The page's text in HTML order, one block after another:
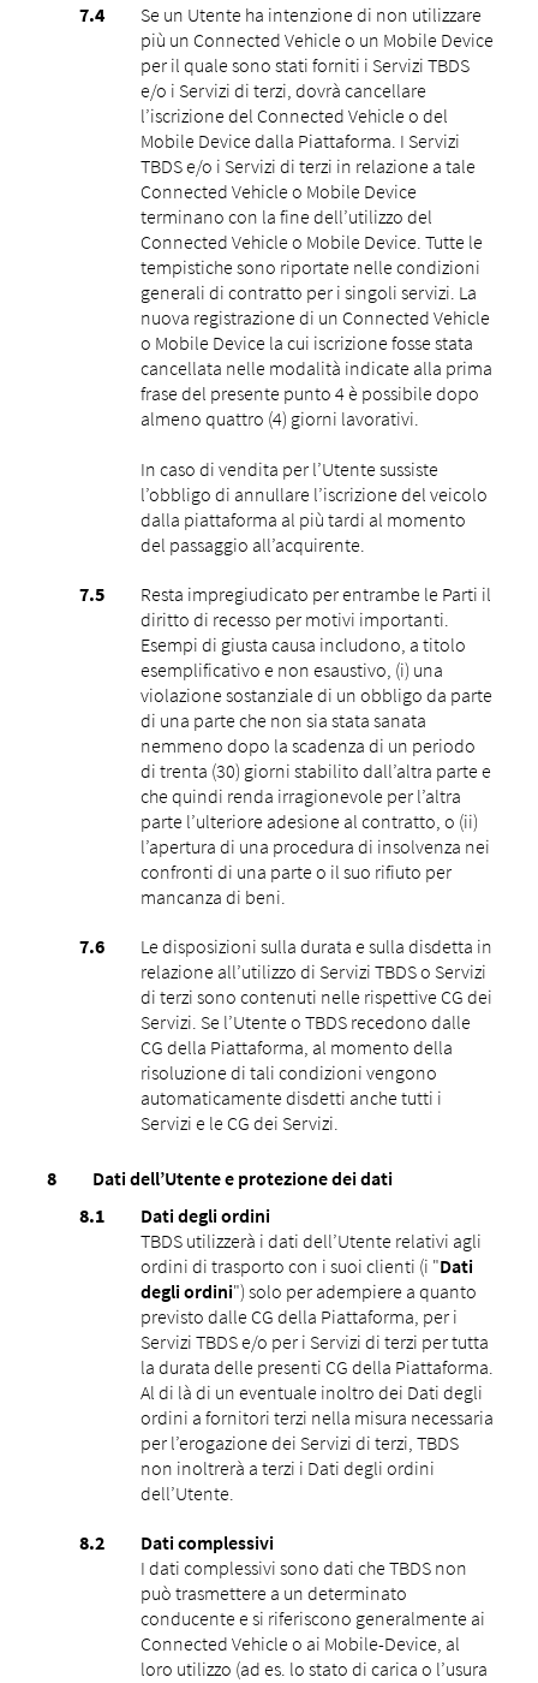
Se un Utente ha intenzione di non utilizzare
più un Connected Vehicle o un Mobile Device
per il quale sono stati forniti i Servizi TBDS
e/o i Servizi di terzi, dovrà cancellare
l’iscrizione del Connected Vehicle o del
Mobile Device dalla Piattaforma. I Servizi
TBDS e/o i Servizi di terzi in relazione a tale
Connected Vehicle o Mobile Device
terminano con la fine dell’utilizzo del
Connected Vehicle o Mobile Device. Tutte le
tempistiche sono riportate nelle condizioni
generali di contratto per i singoli servizi. La
nuova registrazione di un Connected Vehicle
o Mobile Device la cui iscrizione fosse stata
cancellata nelle modalità indicate alla prima
frase del presente punto ‎4 è possibile dopo
almeno quattro (4) giorni lavorativi.
In caso di vendita per l’Utente sussiste
l’obbligo di annullare l’iscrizione del veicolo
dalla piattaforma al più tardi al momento
del passaggio all’acquirente.
Resta impregiudicato per entrambe le Parti il
diritto di recesso per motivi importanti.
Esempi di giusta causa includono, a titolo
esemplificativo e non esaustivo, (i) una
violazione sostanziale di un obbligo da parte
di una parte che non sia stata sanata
nemmeno dopo la scadenza di un periodo
di trenta (30) giorni stabilito dall’altra parte e
che quindi renda irragionevole per l’altra
parte l’ulteriore adesione al contratto, o (ii)
l’apertura di una procedura di insolvenza nei
confronti di una parte o il suo rifiuto per
mancanza di beni.
Le disposizioni sulla durata e sulla disdetta in
relazione all’utilizzo di Servizi TBDS o Servizi
di terzi sono contenuti nelle rispettive CG dei
Servizi. Se l’Utente o TBDS recedono dalle
CG della Piattaforma, al momento della
risoluzione di tali condizioni vengono
automaticamente disdetti anche tutti i
Servizi e le CG dei Servizi.
Dati dell’Utente e protezione dei dati
Dati degli ordini
TBDS utilizzerà i dati dell’Utente relativi agli
ordini di trasporto con i suoi clienti (i "Dati
degli ordini") solo per adempiere a quanto
previsto dalle CG della Piattaforma, per i
Servizi TBDS e/o per i Servizi di terzi per tutta
la durata delle presenti CG della Piattaforma.
Al di là di un eventuale inoltro dei Dati degli
ordini a fornitori terzi nella misura necessaria
per l’erogazione dei Servizi di terzi, TBDS
non inoltrerà a terzi i Dati degli ordini
dell’Utente.
Dati complessivi
I dati complessivi sono dati che TBDS non
può trasmettere a un determinato
conducente e si riferiscono generalmente ai
Connected Vehicle o ai Mobile-Device, al
loro utilizzo (ad es. lo stato di carica o l’usura